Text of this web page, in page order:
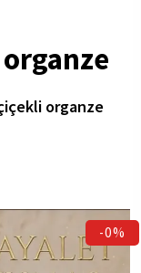
organze
-0%